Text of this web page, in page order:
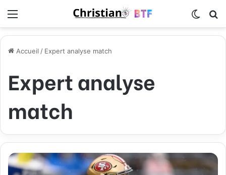
Accueil / Expert analyse match
Expert analyse
match